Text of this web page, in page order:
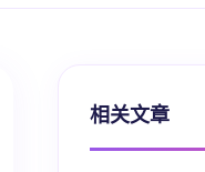
相关文章